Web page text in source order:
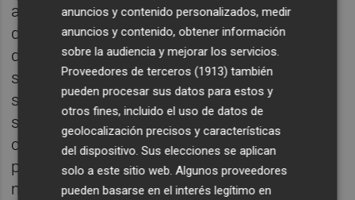
actividades y de un presupuesto
desglosado. El decreto argumentaba que,
debido a esa carencia esencial de la
solicitud, no era aplicable el trámite de
subsanación previsto en ordenanza, que
solo permite corregir defectos relacionados
con los requisitos formales de inicio del
procedimiento, no con la documentación
mínima exigida. Además, la Diputación
anuncios y contenido personalizados, medir
anuncios y contenido, obtener información
sobre la audiencia y mejorar los servicios.
Proveedores de terceros (1913) también
pueden procesar sus datos para estos y
otros fines, incluido el uso de datos de
geolocalización precisos y características
del dispositivo. Sus elecciones se aplican
solo a este sitio web. Algunos proveedores
pueden basarse en el interés legítimo en